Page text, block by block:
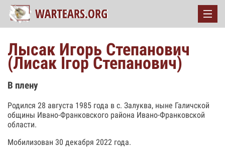
Лысак Игорь Степанович
(Лисак Ігор Степанович)
В плену
Родился 28 августа 1985 года в с. Залуква, ныне Галичской
общины Ивано-Франковского района Ивано-Франковской
области.
Мобилизован 30 декабря 2022 года.